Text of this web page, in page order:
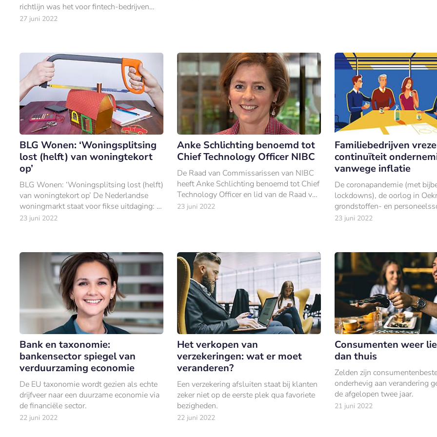
richtlijn was het voor fintech-bedrijven
duidelijk dat ze zich moesten richten op
27 juni 2022
BLG Wonen: ‘Woningsplitsing
lost (helft) van woningtekort
op’
BLG Wonen: ‘Woningsplitsing lost (helft)
van woningtekort op’ De Nederlandse
woningmarkt staat voor fikse uitdaging: in
2030 moet de woningvoorraad met
23 juni 2022
Anke Schlichting benoemd tot
Chief Technology Officer NIBC
De Raad van Commissarissen van NIBC
heeft Anke Schlichting benoemd tot Chief
Technology Officer en lid van de Raad van
Bestuur van de Haagse bank.
23 juni 2022
Familiebedrijven
continuïteit
vanwege inflatie
De coronapandemie (met
lockdowns), de oorlog in
grondstoffen- en
ondernemers worden de
23 juni 2022
Bank en taxonomie:
bankensector spiegel van
verduurzaming economie
De EU taxonomie wordt gezien als echte
drijfveer naar een duurzame economie via
de financiële sector.
22 juni 2022
Het verkopen van
verzekeringen: wat er moet
veranderen?
Een verzekering afsluiten staat bij klanten
zeker niet op de eerste plek qua favoriete
bezigheden.
22 juni 2022
Consumenten weer
dan thuis
Zelden zijn
onderhevig aan verandering
de afgelopen twee jaar.
21 juni 2022